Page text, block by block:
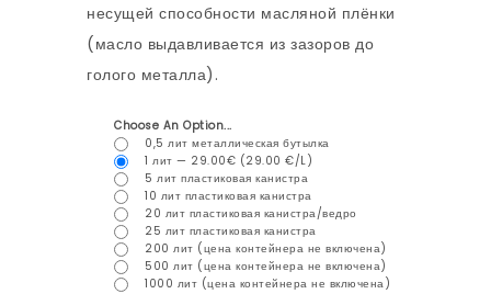
несущей способности масляной плёнки
(масло выдавливается из зазоров до
голого металла).
Choose An Option...
0,5 лит металлическая бутылка
1 лит — 29.00€ (29.00 €/L)
5 лит пластиковая канистра
10 лит пластиковая канистра
20 лит пластиковая канистра/ведро
25 лит пластиковая канистра
200 лит (цена контейнера не включена)
500 лит (цена контейнера не включена)
1000 лит (цена контейнера не включена)